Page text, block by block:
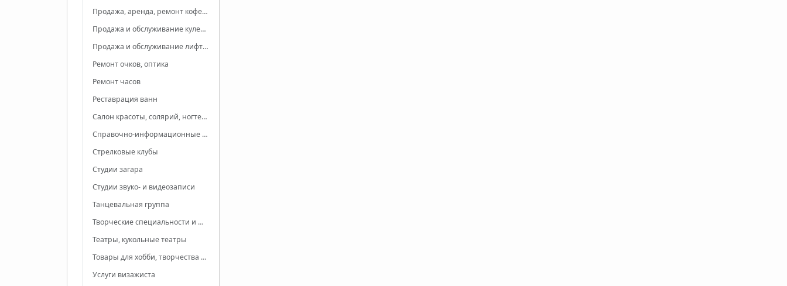
Продажа, аренда, ремонт кофемашин, кофе
Продажа и обслуживание кулеров для воды
Продажа и обслуживание лифтов
Ремонт очков, оптика
Ремонт часов
Реставрация ванн
Салон красоты, солярий, ногтевая студия
Справочно-информационные услуги
Стрелковые клубы
Студии загара
Студии звуко- и видеозаписи
Танцевальная группа
Творческие специальности и шоу-бизнес
Театры, кукольные театры
Товары для хобби, творчества и рукоделия
Услуги визажиста